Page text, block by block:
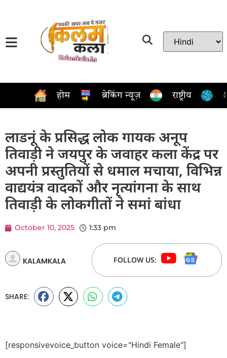
होम ब्रेकिंग न्यूज़ राष्ट्रीय
लाडनूं के प्रसिद्ध लोक गायक अनूप
तिवाड़ी ने जयपुर के जवाहर कला केंद्र पर
अपनी प्रस्तुतियों से धमाल मचाया, विभिन्न
वाद्ययंत्र वादकों और नृत्यांगना के साथ
तिवाड़ी के लोकगीतों ने समां बांधा
October 10, 2025 1:33 pm
KALAMKALA FOLLOW US:
SHARE:
[responsivevoice_button voice="Hindi Female"]